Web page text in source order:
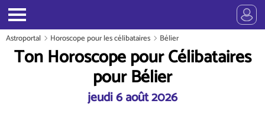
Astroportal Horoscope pour les célibataires Bélier
Ton Horoscope pour Célibataires
pour Bélier
jeudi 6 août 2026